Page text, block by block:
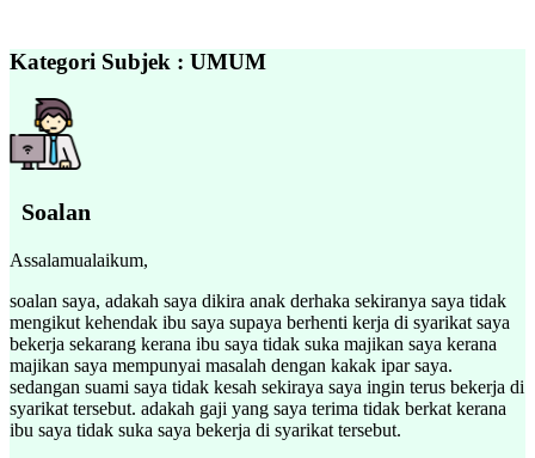
Kategori Subjek : UMUM
Soalan
Assalamualaikum,
soalan saya, adakah saya dikira anak derhaka sekiranya saya tidak
mengikut kehendak ibu saya supaya berhenti kerja di syarikat saya
bekerja sekarang kerana ibu saya tidak suka majikan saya kerana
majikan saya mempunyai masalah dengan kakak ipar saya.
sedangan suami saya tidak kesah sekiraya saya ingin terus bekerja di
syarikat tersebut. adakah gaji yang saya terima tidak berkat kerana
ibu saya tidak suka saya bekerja di syarikat tersebut.